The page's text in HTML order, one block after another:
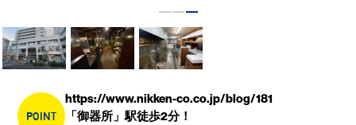
POINT
https://www.nikken-co.co.jp/blog/181
「御器所」駅徒歩2分！